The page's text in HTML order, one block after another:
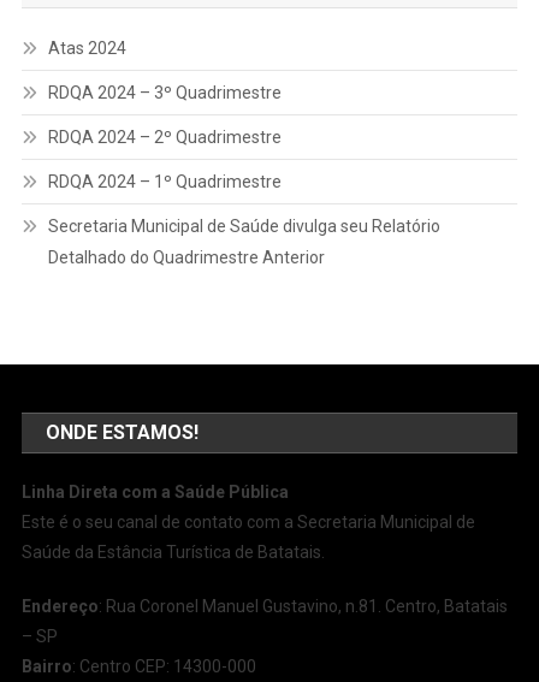
Atas 2024
RDQA 2024 – 3º Quadrimestre
RDQA 2024 – 2º Quadrimestre
RDQA 2024 – 1º Quadrimestre
Secretaria Municipal de Saúde divulga seu Relatório
Detalhado do Quadrimestre Anterior
ONDE ESTAMOS!
Linha Direta com a Saúde Pública
Este é o seu canal de contato com a Secretaria Municipal de
Saúde da Estância Turística de Batatais.
Endereço: Rua Coronel Manuel Gustavino, n.81. Centro, Batatais
– SP
Bairro: Centro CEP: 14300-000